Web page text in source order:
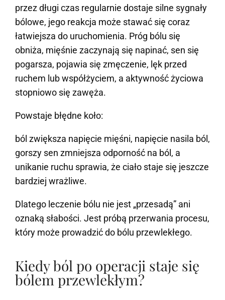
przez długi czas regularnie dostaje silne sygnały
bólowe, jego reakcja może stawać się coraz
łatwiejsza do uruchomienia. Próg bólu się
obniża, mięśnie zaczynają się napinać, sen się
pogarsza, pojawia się zmęczenie, lęk przed
ruchem lub współżyciem, a aktywność życiowa
stopniowo się zawęża.
Powstaje błędne koło:
ból zwiększa napięcie mięśni, napięcie nasila ból,
gorszy sen zmniejsza odporność na ból, a
unikanie ruchu sprawia, że ciało staje się jeszcze
bardziej wrażliwe.
Dlatego leczenie bólu nie jest „przesadą” ani
oznaką słabości. Jest próbą przerwania procesu,
który może prowadzić do bólu przewlekłego.
Kiedy ból po operacji staje się
bólem przewlekłym?